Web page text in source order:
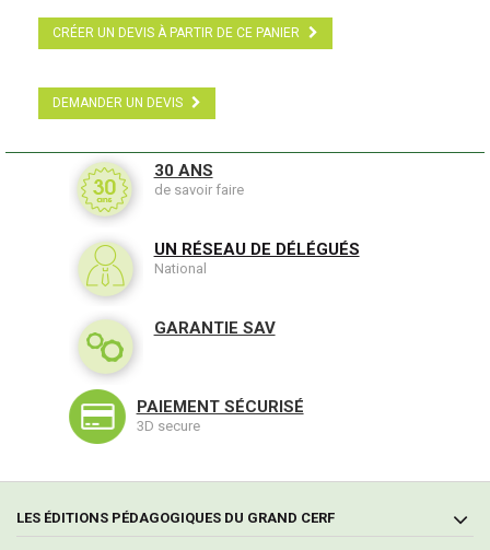
CRÉER UN DEVIS À PARTIR DE CE PANIER
DEMANDER UN DEVIS
30 ANS
de savoir faire
UN RÉSEAU DE DÉLÉGUÉS
National
GARANTIE SAV
PAIEMENT SÉCURISÉ
3D secure
LES ÉDITIONS PÉDAGOGIQUES DU GRAND CERF